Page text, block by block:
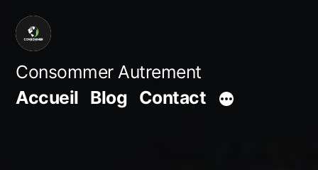
Aller
contenu
Consommer Autrement
Accueil Blog Contact